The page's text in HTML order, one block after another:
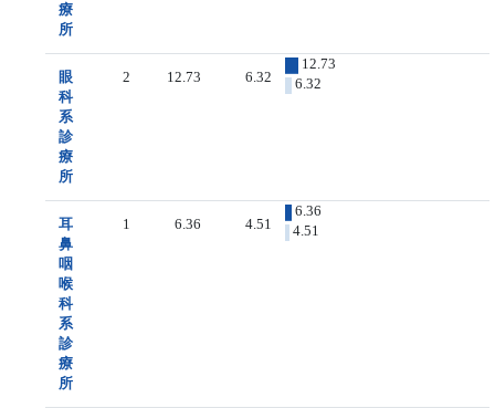
療
所
眼
科
系
診
療
所
2 12.73 6.32
12.73
6.32
耳
鼻
咽
喉
科
系
診
療
所
1 6.36 4.51
6.36
4.51